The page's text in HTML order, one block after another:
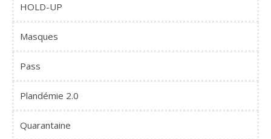
HOLD-UP
Masques
Pass
Plandémie 2.0
Quarantaine